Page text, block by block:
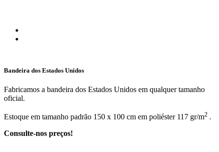
Bandeira dos Estados Unidos
Fabricamos a bandeira dos Estados Unidos em qualquer tamanho
oficial.
Estoque em tamanho padrão 150 x 100 cm em poliéster 117 gr/m2 .
Consulte-nos preços!